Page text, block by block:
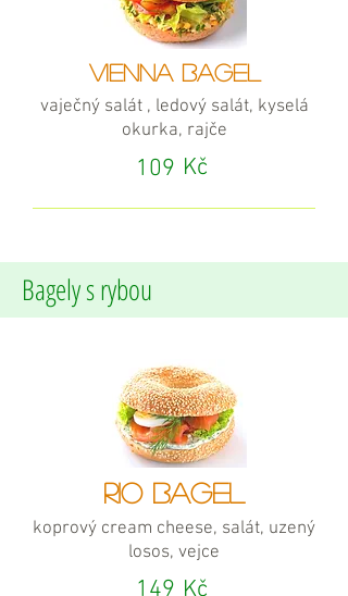
VIENNA BAGEL
vaječný salát , ledový salát, kyselá
okurka, rajče
109 Kč
Bagely s rybou
RIO BAGEL
koprový cream cheese, salát, uzený
losos, vejce
149 Kč